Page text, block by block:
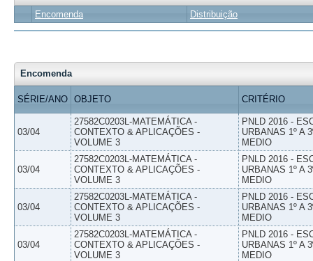
Encomenda Distribuição
Encomenda
SÉRIE/ANO OBJETO CRITÉRIO
03/04
27582C0203L-MATEMÁTICA -
CONTEXTO & APLICAÇÕES -
VOLUME 3
PNLD 2016 -
URBANAS 1º A
MEDIO
03/04
27582C0203L-MATEMÁTICA -
CONTEXTO & APLICAÇÕES -
VOLUME 3
PNLD 2016 -
URBANAS 1º A
MEDIO
03/04
27582C0203L-MATEMÁTICA -
CONTEXTO & APLICAÇÕES -
VOLUME 3
PNLD 2016 -
URBANAS 1º A
MEDIO
03/04
27582C0203L-MATEMÁTICA -
CONTEXTO & APLICAÇÕES -
VOLUME 3
PNLD 2016 -
URBANAS 1º A
MEDIO